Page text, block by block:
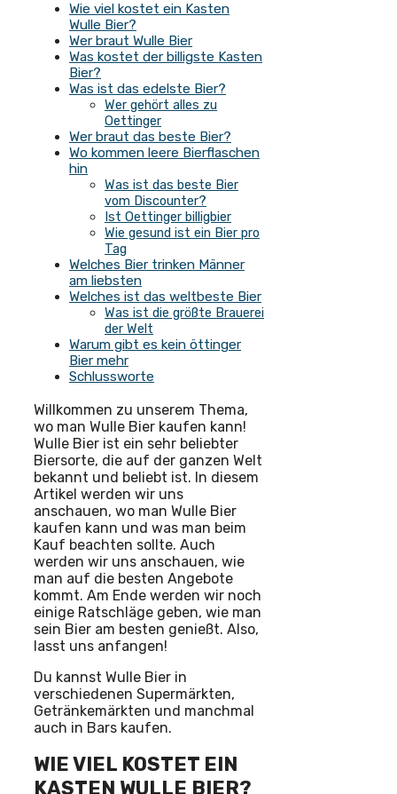
Wie viel kostet ein Kasten
Wulle Bier?
Wer braut Wulle Bier
Was kostet der billigste Kasten
Bier?
Was ist das edelste Bier?
Wer gehört alles zu
Oettinger
Wer braut das beste Bier?
Wo kommen leere Bierflaschen
hin
Was ist das beste Bier
vom Discounter?
Ist Oettinger billigbier
Wie gesund ist ein Bier pro
Tag
Welches Bier trinken Männer
am liebsten
Welches ist das weltbeste Bier
Was ist die größte Brauerei
der Welt
Warum gibt es kein öttinger
Bier mehr
Schlussworte
Willkommen zu unserem Thema,
wo man Wulle Bier kaufen kann!
Wulle Bier ist ein sehr beliebter
Biersorte, die auf der ganzen Welt
bekannt und beliebt ist. In diesem
Artikel werden wir uns
anschauen, wo man Wulle Bier
kaufen kann und was man beim
Kauf beachten sollte. Auch
werden wir uns anschauen, wie
man auf die besten Angebote
kommt. Am Ende werden wir noch
einige Ratschläge geben, wie man
sein Bier am besten genießt. Also,
lasst uns anfangen!
Du kannst Wulle Bier in
verschiedenen Supermärkten,
Getränkemärkten und manchmal
auch in Bars kaufen.
WIE VIEL KOSTET EIN
KASTEN WULLE BIER?